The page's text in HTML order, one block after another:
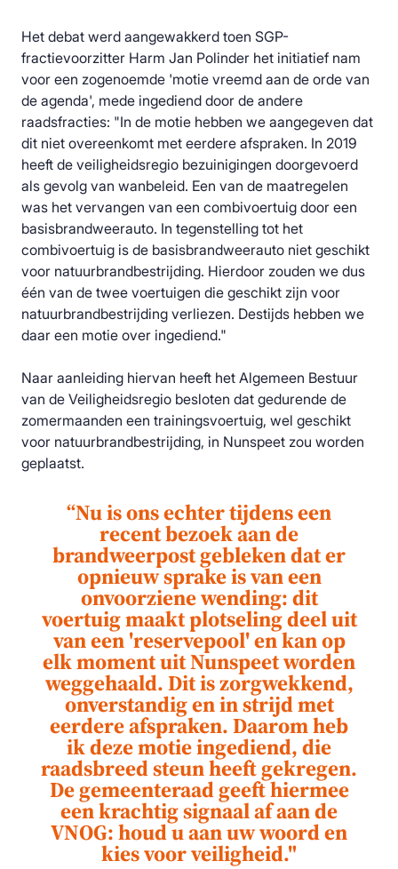
Het debat werd aangewakkerd toen SGP-
fractievoorzitter Harm Jan Polinder het initiatief nam
voor een zogenoemde 'motie vreemd aan de orde van
de agenda', mede ingediend door de andere
raadsfracties: "In de motie hebben we aangegeven dat
dit niet overeenkomt met eerdere afspraken. In 2019
heeft de veiligheidsregio bezuinigingen doorgevoerd
als gevolg van wanbeleid. Een van de maatregelen
was het vervangen van een combivoertuig door een
basisbrandweerauto. In tegenstelling tot het
combivoertuig is de basisbrandweerauto niet geschikt
voor natuurbrandbestrijding. Hierdoor zouden we dus
één van de twee voertuigen die geschikt zijn voor
natuurbrandbestrijding verliezen. Destijds hebben we
daar een motie over ingediend."
Naar aanleiding hiervan heeft het Algemeen Bestuur
van de Veiligheidsregio besloten dat gedurende de
zomermaanden een trainingsvoertuig, wel geschikt
voor natuurbrandbestrijding, in Nunspeet zou worden
geplaatst.
“Nu is ons echter tijdens een
recent bezoek aan de
brandweerpost gebleken dat er
opnieuw sprake is van een
onvoorziene wending: dit
voertuig maakt plotseling deel uit
van een 'reservepool' en kan op
elk moment uit Nunspeet worden
weggehaald.Dit is zorgwekkend,
onverstandig en in strijd met
eerdere afspraken.Daarom heb
ik deze motie ingediend, die
raadsbreed steun heeft gekregen.
De gemeenteraad geeft hiermee
een krachtig signaal af aan de
VNOG: houd u aan uw woord en
kies voor veiligheid."